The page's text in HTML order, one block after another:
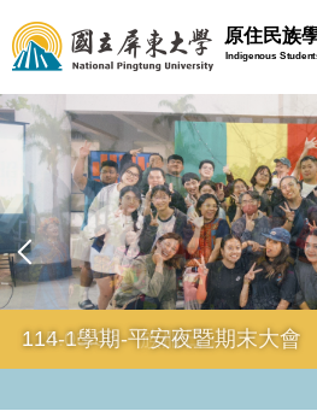
跳
到
主
要
內
區
原住民族
Indigenous
115.03.06「族服日」
114-1學期-平安夜暨期末大會